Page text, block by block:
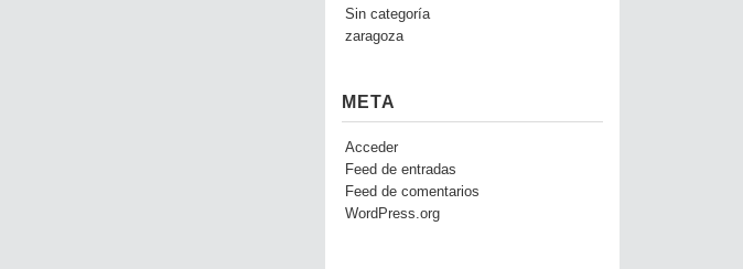
Sin categoría
zaragoza
META
Acceder
Feed de entradas
Feed de comentarios
WordPress.org